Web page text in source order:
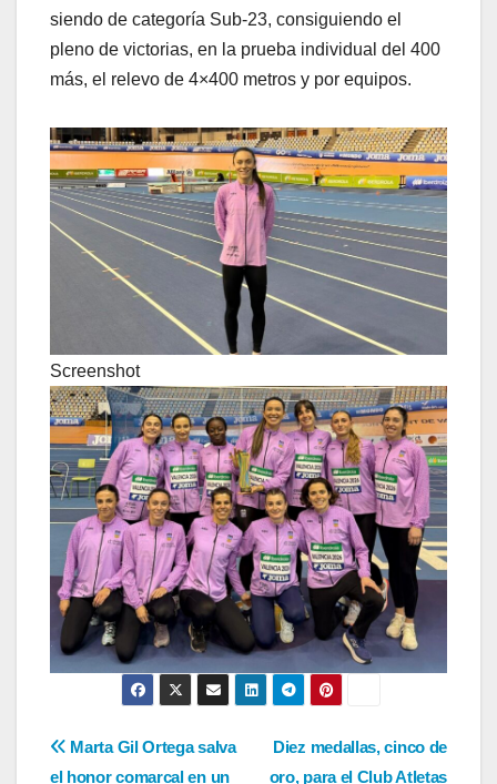
siendo de categoría Sub-23, consiguiendo el
pleno de victorias, en la prueba individual del 400
más, el relevo de 4×400 metros y por equipos.
Screenshot
Navegación
Diez medallas, cinco de
oro, para el Club Atletas
Marta Gil Ortega salva
el honor comarcal en un